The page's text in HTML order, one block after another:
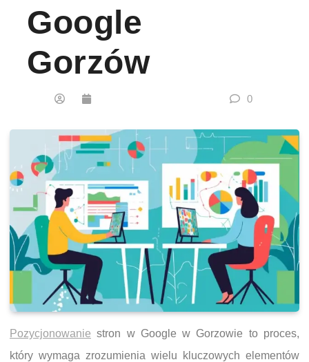
Google
Gorzów
0
Pozycjonowanie stron w Google w Gorzowie to proces,
który wymaga zrozumienia wielu kluczowych elementów